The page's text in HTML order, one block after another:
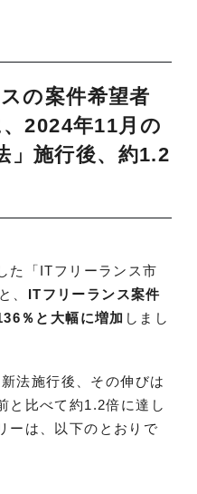
の案件希望者
2024年11月の
」施行後、約1.2
た「ITフリーランス市
、 ITフリーランス案件
％と大幅に増加 しまし
法施行後、その伸びは
と比べて約1.2倍に達し
ーは、以下のとおりで